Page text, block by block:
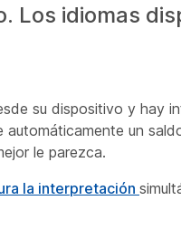
Los idiomas
su dispositivo y hay
un
le parezca.
la interpretación